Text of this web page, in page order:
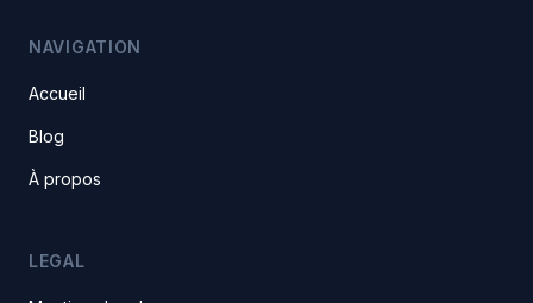
NAVIGATION
Accueil
Blog
À propos
LEGAL